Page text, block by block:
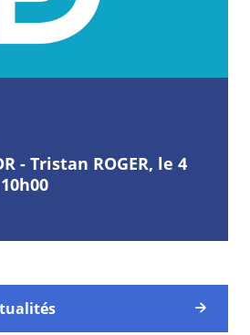
- Tristan ROGER, le 4